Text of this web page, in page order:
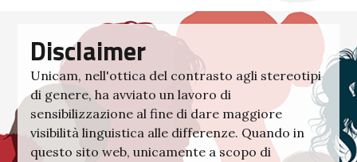
Disclaimer
Unicam, nell'ottica del contrasto agli stereotipi
di genere, ha avviato un lavoro di
sensibilizzazione al fine di dare maggiore
visibilità linguistica alle differenze. Quando in
questo sito web, unicamente a scopo di